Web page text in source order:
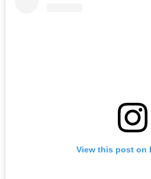
View this post on